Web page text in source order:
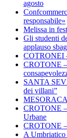
agosto
responsabile»
Melissa in
Gli studenti
applauso
COTRONEI
CROTONE
SANTA
dei villani”
CROTONE
Urbane
CROTONE
A Umbriatico